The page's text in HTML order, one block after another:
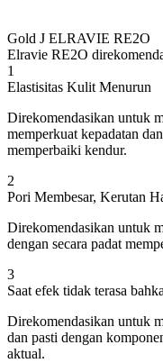
Gold J ELRAVIE RE2O
Elravie RE2O
1
Elastisitas Kulit Menurun
Direkomendasikan untuk
memperkuat kepadatan
memperbaiki kendur.
2
Pori Membesar, Kerutan
Direkomendasikan untuk
dengan secara padat
3
Saat efek tidak terasa
Direkomendasikan untuk
dan pasti dengan
aktual.